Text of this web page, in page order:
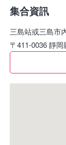
集合資訊
三島站或三島市
〒411-0036 靜